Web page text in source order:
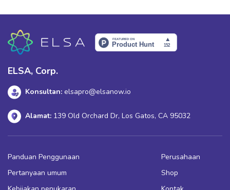
ELSA, Corp.
Konsultan: elsapro@elsanow.io
Alamat: 139 Old Orchard Dr, Los Gatos, CA 95032
Panduan Penggunaan
Pertanyaan umum
Perusahaan
Shop